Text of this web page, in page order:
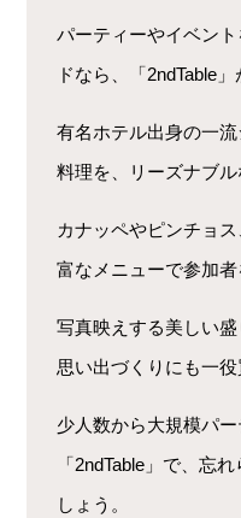
パーティーやイベン
ドなら、「2ndTable」
有名ホテル出身の一
料理を、リーズナブル
カナッペやピンチョ
富なメニューで参加者
写真映えする美しい
思い出づくりにも一役
少人数から大規模パ
「2ndTable」で、忘
しょう。